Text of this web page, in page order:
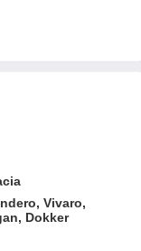
Vivaro,
Dokker